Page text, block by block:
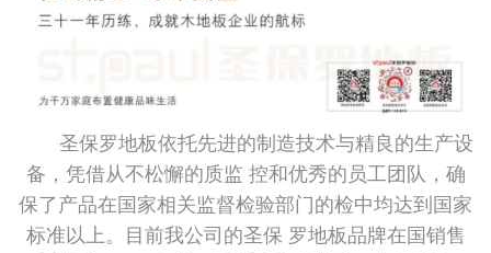
圣保罗地板依托先进的制造技术与精良的生产设
备，凭借从不松懈的质监 控和优秀的员工团队，确
保了产品在国家相关监督检验部门的检中均达到国家
标准以上。目前我公司的圣保 罗地板品牌在国销售